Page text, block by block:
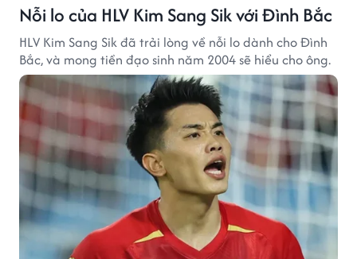
Nỗi lo của HLV Kim Sang Sik với Đình Bắc
HLV Kim Sang Sik đã trải lòng về nỗi lo dành cho Đình
Bắc, và mong tiền đạo sinh năm 2004 sẽ hiểu cho ông.